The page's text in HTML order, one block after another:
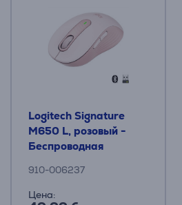
Logitech Signature
M650 L, розовый -
Беспроводная
910-006237
Цена: